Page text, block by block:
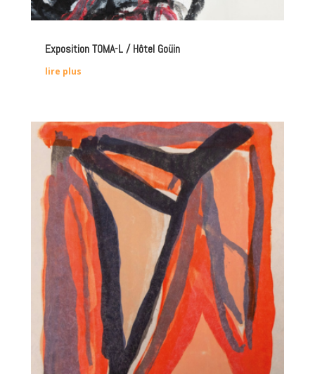
Exposition TOMA-L / Hôtel Goüin
lire plus